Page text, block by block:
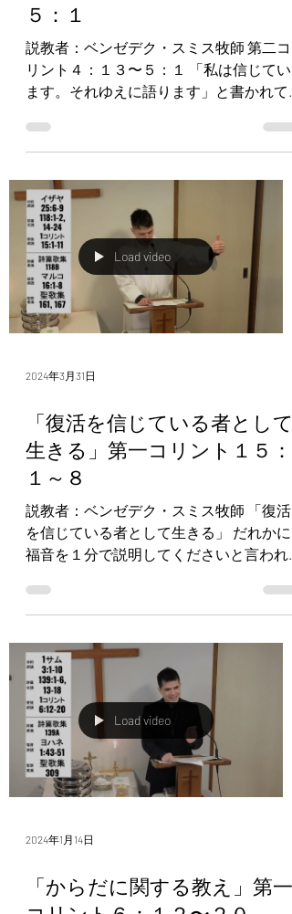
５：１
説教者：ベンゼデク・スミス牧師 第二コ
リント４：１３〜５：１ 「私は信じてい
ます。それゆえに語ります」と書かれて
ている私たちも、信じているゆえに語り
ます。主イエスをよみがえらせた方が、
私たちをもイエスとともによみがえら
せ、あなたがたと一緒...
Load video
2024年3月31日
「復活を信じている者として
生きる」第一コリント１５：
１～８
説教者：ベンゼデク・スミス牧師 「復活
を信じている者として生きる」 だれかに
福音を１分で説明してくださいと言われ
はこのように説明しました。 【第一コリ
ント１５：１～８】キリストは、聖書に
書いてあるとおりに、私たちの罪のため
に死なれたこと...
Load video
2024年1月14日
「からだに関する教え」第一